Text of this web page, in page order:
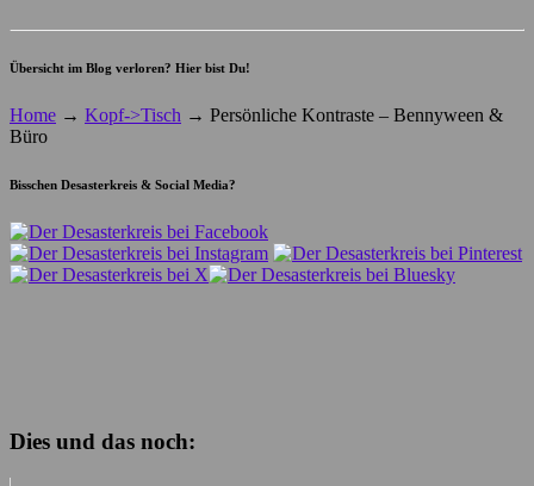
Übersicht im Blog verloren? Hier bist Du!
Home → Kopf->Tisch → Persönliche Kontraste – Bennyween &
Büro
Bisschen Desasterkreis & Social Media?
Dies und das noch: